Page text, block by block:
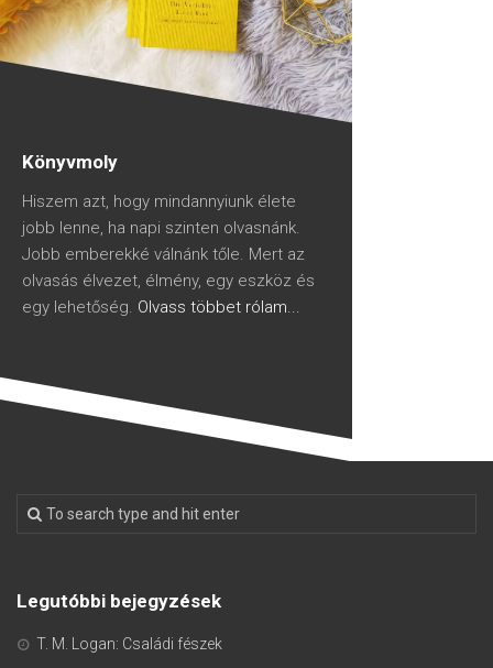
Könyvmoly
Hiszem azt, hogy mindannyiunk élete
jobb lenne, ha napi szinten olvasnánk.
Jobb emberekké válnánk tőle. Mert az
olvasás élvezet, élmény, egy eszköz és
egy lehetőség. Olvass többet rólam...
Legutóbbi bejegyzések
T. M. Logan: Családi fészek